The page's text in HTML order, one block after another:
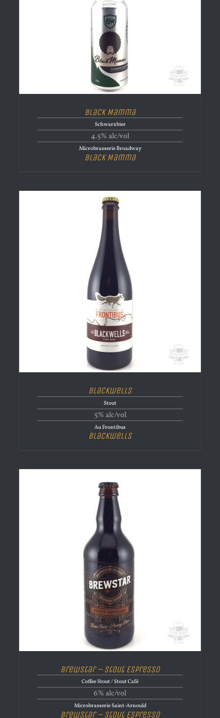
Black Mamma
Schwarzbier
4.5% alc/vol
Microbrasserie Broadway
Black Mamma
Blackwells
Stout
5% alc/vol
Au Frontibus
Blackwells
Brewstar – Stout Espresso
Coffee Stout / Stout Café
6% alc/vol
Microbrasserie Saint-Arnould
Brewstar – Stout Espresso